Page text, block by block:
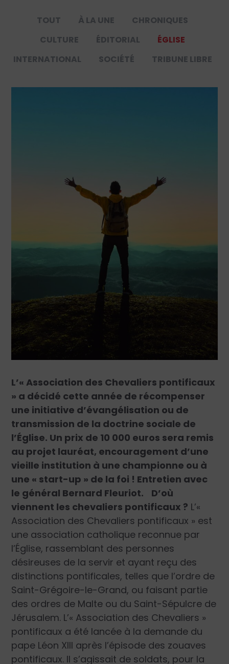
TOUT À LA UNE
CHRONIQUES
CULTURE
ÉDITORIAL
ÉGLISE
INTERNATIONAL
SOCIÉTÉ TRIBUNE LIBRE
L’« Association des Chevaliers pontificaux
» a décidé cette année de récompenser
une initiative d’évangélisation ou de
transmission de la doctrine sociale de
l’Église. Un prix de 10 000 euros sera remis
au projet lauréat, encouragement d’une
vieille institution à une championne ou à
une « start-up » de la foi ! Entretien avec
le général Bernard Fleuriot.
D’où
viennent les chevaliers pontificaux ? L’«
Association des Chevaliers pontificaux » est
une association catholique reconnue par
l’Église, rassemblant des personnes
désireuses de la servir et ayant reçu des
distinctions pontificales, telles que l’ordre de
Saint-Grégoire-le-Grand, ou faisant partie
des ordres de Malte ou du Saint-Sépulcre de
Jérusalem. L’« Association des Chevaliers »
pontificaux a été lancée à la demande du
pape Léon XIII après l’épisode des zouaves
pontificaux. Il s’agissait de soldats, pour la